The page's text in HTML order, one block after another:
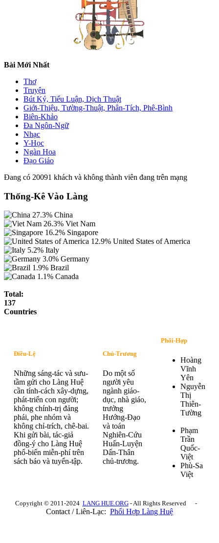
Bài Mới Nhất
Thơ
Truyện
Bút Ký, Tiểu Luận, Dịch Thuật
Giới-Thiệu, Tường-Thuật, Phân-Tích, Phê-Bình
Biên-Khảo
Đa Ngôn-Ngữ
Nhạc
Y-Học
Ngàn Hoa
Đạo Giáo
Đang có 20091 khách và không thành viên đang trên mạng
Thống-Kê Vào Làng
27.3% China
26.3% Viet Nam
16.2% Singapore
12.9% United States of America
5.2% Italy
3.0% Germany
1.9% Brazil
1.1% Canada
Total:
137
Countries
Điều-Lệ
Những sáng-tác và sưu-
tầm gửi cho Làng Huệ
cần tính-cách xây-dựng,
phát-triển con người;
không chính-trị đảng
phái, phe nhóm và
không chỉ-trích, chê-bai.
Khi gửi bài, tác-giả
đồng-ý cho Làng Huệ
phổ-biến miễn-phí trên
sách báo và tuyển-tập.
Chủ-Trương
Do một số
người yêu
ngành giáo-
dục, nhà giáo,
trưởng
Hướng-Đạo
và toán
Nghiên-Cứu
Huấn-Luyện
Dấn-Thân
chủ-trương.
Phối-Hợp
Hoàng
Vĩnh
Yên
Nguyễn
Thị
Thiên-
Tường
Phạm
Trần
Quốc-
Việt
Phù-Sa
Việt
Copyright © 2011-2024 LANG HUE.ORG- All Rights Reserved -
Contact / Liên-Lạc: Phối Hợp Làng Huệ